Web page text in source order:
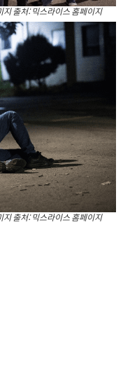
출처: 믹스라이스 홈페이지
출처: 믹스라이스 홈페이지